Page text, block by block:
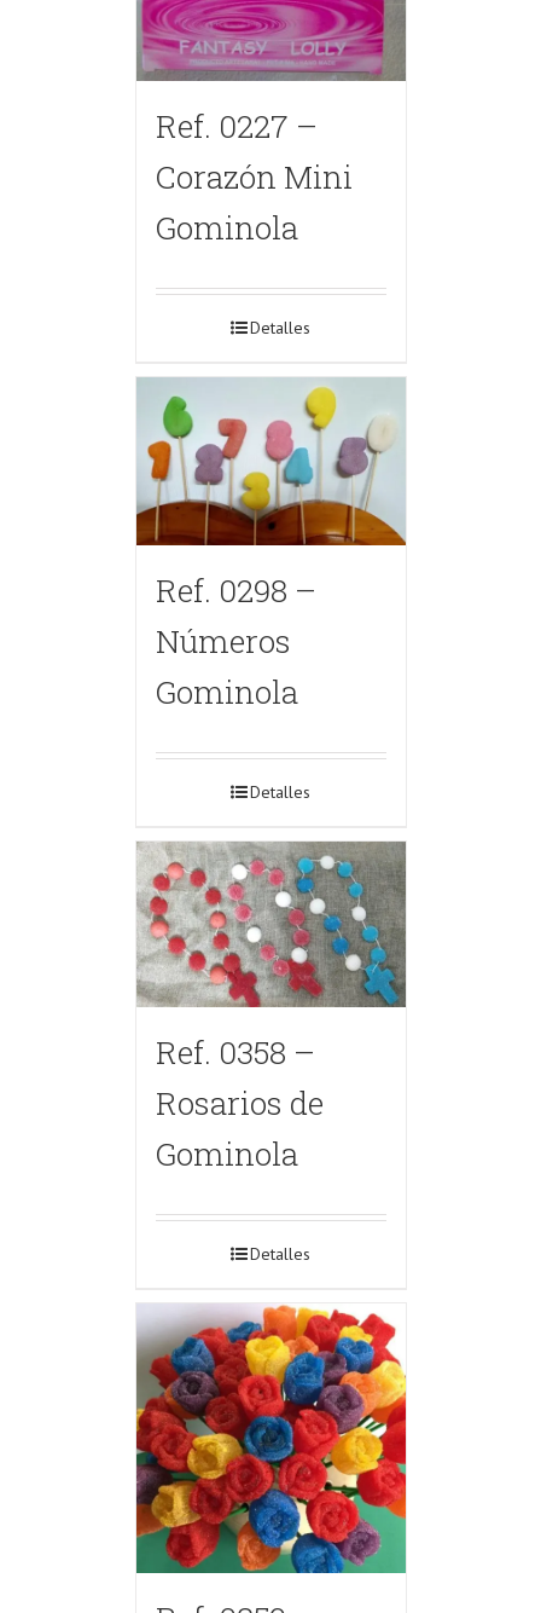
Ref. 0227 –
Corazón Mini
Gominola
Detalles
Ref. 0298 –
Números
Gominola
Detalles
Ref. 0358 –
Rosarios de
Gominola
Detalles